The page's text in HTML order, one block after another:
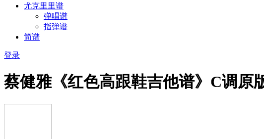
尤克里里谱
弹唱谱
指弹谱
简谱
登录
蔡健雅《红色高跟鞋吉他谱》C调原